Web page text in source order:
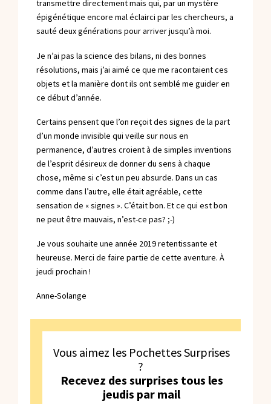
transmettre directement mais qui, par un mystère
épigénétique encore mal éclairci par les chercheurs, a
sauté deux générations pour arriver jusqu’à moi.
Je n’ai pas la science des bilans, ni des bonnes
résolutions, mais j’ai aimé ce que me racontaient ces
objets et la manière dont ils ont semblé me guider en
ce début d’année.
Certains pensent que l’on reçoit des signes de la part
d’un monde invisible qui veille sur nous en
permanence, d’autres croient à de simples inventions
de l’esprit désireux de donner du sens à chaque
chose, même si c’est un peu absurde. Dans un cas
comme dans l’autre, elle était agréable, cette
sensation de « signes ». C’était bon. Et ce qui est bon
ne peut être mauvais, n’est-ce pas? ;-)
Je vous souhaite une année 2019 retentissante et
heureuse. Merci de faire partie de cette aventure. À
jeudi prochain !
Anne-Solange
Vous aimez les Pochettes Surprises
?
Recevez des surprises tous les
jeudis par mail